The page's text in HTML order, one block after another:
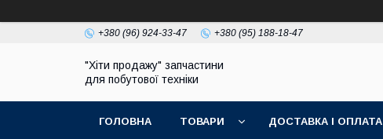
+380 (96) 924-33-47 +380 (95) 188-18-47
"Хіти продажу" запчастини
для побутової техніки
ГОЛОВНА ТОВАРИ ДОСТАВКА І ОПЛАТА